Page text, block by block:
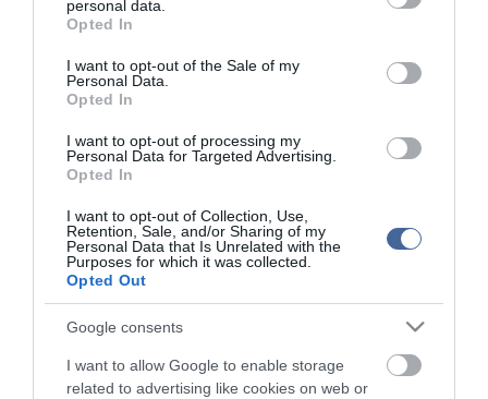
grant or deny consent to Google and its third-party tags to
use your data for below specified purposes in below Google
consent section.
personal data.
Opted In
I want to opt-out of the Sale of my
Personal Data.
Opted In
I want to opt-out of processing my
Personal Data for Targeted Advertising.
Opted In
I want to opt-out of Collection, Use,
Retention, Sale, and/or Sharing of my
Personal Data that Is Unrelated with the
Purposes for which it was collected.
Opted Out
Google consents
I want to allow Google to enable storage
related to advertising like cookies on web or
Figyelem! A cikkhez hozzáfűzött hozzászólások nem a
ma.hu
network nézeteit tükrözik. A szerkesztőség mindössze a hírek
publikációjával foglalkozik, a kommenteket nem tudja befolyásolni
- azok az olvasók személyes véleményét tartalmazzák.
tiszteletben tartásával kommenteljenek!